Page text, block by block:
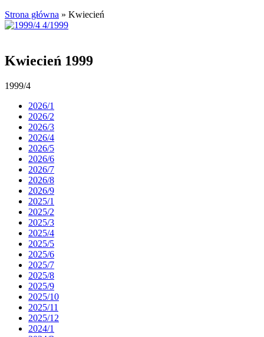
Strona główna » Kwiecień
Kwiecień 1999
1999/4
2026/1
2026/2
2026/3
2026/4
2026/5
2026/6
2026/7
2026/8
2026/9
2025/1
2025/2
2025/3
2025/4
2025/5
2025/6
2025/7
2025/8
2025/9
2025/10
2025/11
2025/12
2024/1